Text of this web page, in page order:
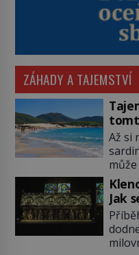
ZÁHADY A TAJEMSTVÍ
Až si
Jak